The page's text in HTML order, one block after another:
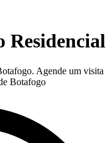
Residencial
Agende um visita
Botafogo